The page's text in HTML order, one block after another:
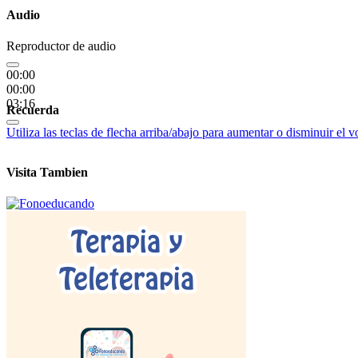
Audio
Reproductor de audio
00:00
00:00
03:16
Utiliza las teclas de flecha arriba/abajo para aumentar o disminuir el
Recuerda
Visita Tambien